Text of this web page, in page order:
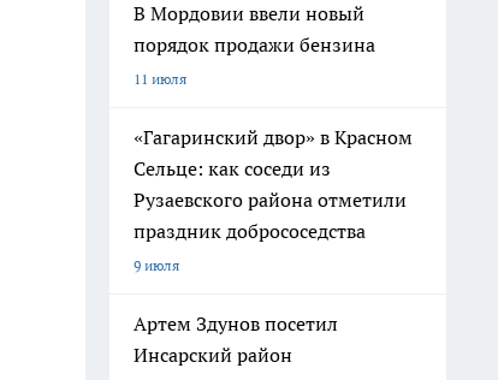
В Мордовии ввели новый
порядок продажи бензина
11 июля
«Гагаринский двор» в Красном
Сельце: как соседи из
Рузаевского района отметили
праздник добрососедства
9 июля
Артем Здунов посетил
Инсарский район